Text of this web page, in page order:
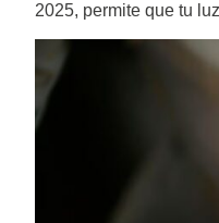
2025, permite que tu